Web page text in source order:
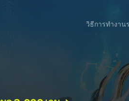
วิธีการทำงาน